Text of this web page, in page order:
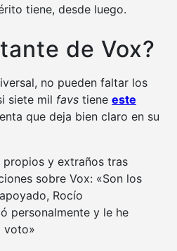
tiene, desde luego.
de Vox?
no pueden faltar los
siete mil favs tiene este
que deja bien claro en su
propios y extraños tras
sobre Vox: «Son los
Rocío
personalmente y le he
voto»